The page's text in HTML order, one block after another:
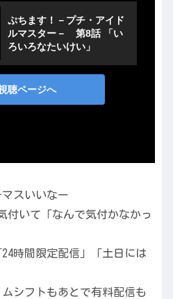
スいいなー
付いて「なんで気付かなかっ
時間限定配信」「土日には
シフトもあとで有料配信も